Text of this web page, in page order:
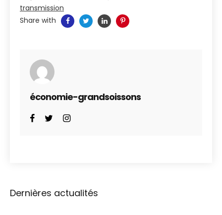
Dernières actualités
transmission
Share with
économie-grandsoissons